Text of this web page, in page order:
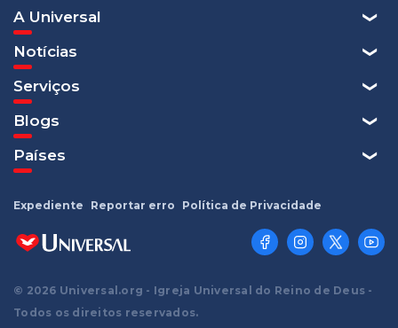
A Universal
Notícias
Serviços
Blogs
Países
© 2026 Universal.org - Igreja Universal do Reino de Deus -
Todos os direitos reservados.
Expediente Reportar erro Política de Privacidade